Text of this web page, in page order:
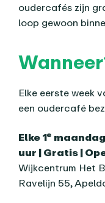
oudercafés zijn
loop gewoon
Elke eerste week
een oudercafé
Elke 1e
uur | Gratis |
Wijkcentrum Het
Ravelijn 55,